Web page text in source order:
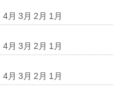
4月 3月 2月 1月
4月 3月 2月 1月
4月 3月 2月 1月